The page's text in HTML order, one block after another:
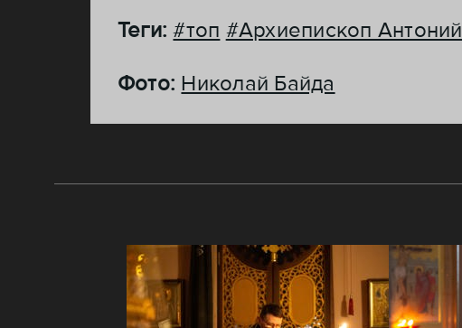
Теги:#топ #Архиепископ Антоний
Фото: Николай Байда